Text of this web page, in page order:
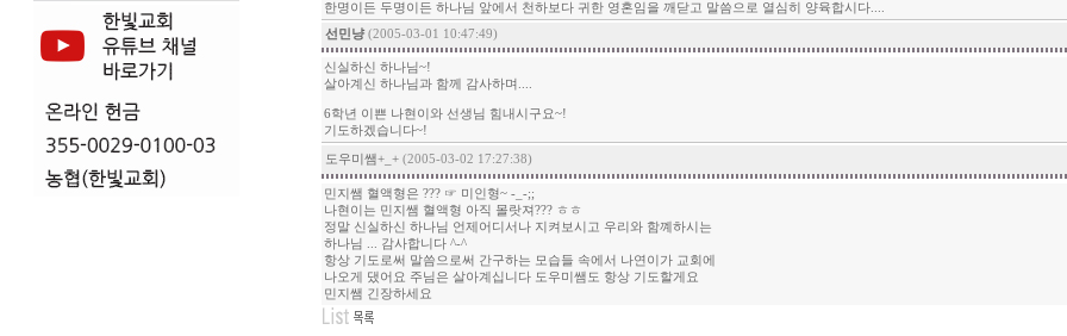
한명이든 두명이든 하나님 앞에서 천하보다 귀한 영혼임을 깨닫고 말씀으로 열심히 양육합시다....
선민냥 (2005-03-01 10:47:49)
신실하신 하나님~!
살아계신 하나님과 함께 감사하며....
6학년 이쁜 나현이와 선생님 힘내시구요~!
기도하겠습니다~!
도우미쌤+_+ (2005-03-02 17:27:38)
민지쌤 혈액형은 ??? ☞ 미인형~ -_-;;
나현이는 민지쌤 혈액형 아직 몰랏져??? ㅎㅎ
정말 신실하신 하나님 언제어디서나 지켜보시고 우리와 함꼐하시는
하나님 ... 감사합니다 ^-^
항상 기도로써 말씀으로써 간구하는 모습들 속에서 나연이가 교회에
나오게 댔어요 주님은 살아계십니다 도우미쌤도 항상 기도할게요
민지쌤 긴장하세요